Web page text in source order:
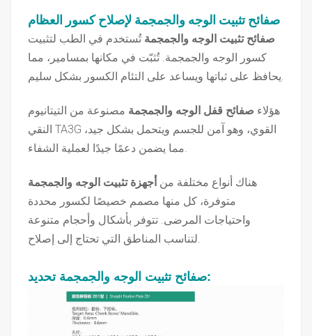
صفائح تثبيت الوجه والجمجمة لإصلاح كسور العظام
صفائح تثبيت الوجه والجمجمة تُستخدم في الطب لتثبيت
كسور الوجه والجمجمة. تُثبّت في مكانها بمسامير، مما
يحافظ على ثباتها ويساعد على التئام الكسور بشكل سليم.
هؤلاء صفائح قفل الوجه والجمجمة مصنوعة من التيتانيوم
النقي TA3G القوي، وهو آمن للجسم ويتحمل بشكل جيد،
مما يضمن دعمًا جيدًا لعملية الشفاء.
هناك أنواع مختلفة من أجهزة تثبيت الوجه والجمجمة
متوفرة، كل منها مصمم خصيصًا لكسور محددة
واحتياجات المرضى. تتوفر بأشكال وأحجام متنوعة
لتناسب المناطق التي تحتاج إلى إصلاح.
صفائح تثبيت الوجه والجمجمةتحديد: